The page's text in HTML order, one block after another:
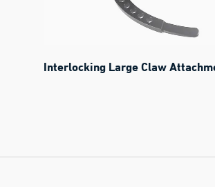
Interlocking Large Claw